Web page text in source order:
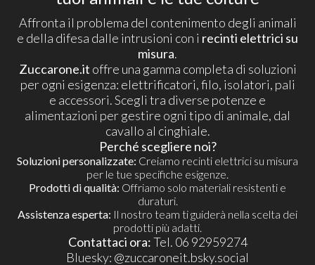
Affronta il problema del contenimento degli animali
e della difesa dalle intrusioni con i recinti elettrici su
misura.
Zuccarone.it offre una gamma completa di soluzioni
per ogni esigenza: elettrificatori, filo, isolatori, pali
e accessori. Scegli tra diverse potenze e
alimentazioni per gestire ogni tipo di animale, dal
cavallo al cinghiale.
Perché scegliere noi?
Soluzioni personalizzate: Creiamo recinti elettrici su misura
per le tue specifiche esigenze.
Prodotti di qualità: Offriamo solo materiali resistenti e
duraturi.
Assistenza esperta: Il nostro team ti guiderà nella scelta dei
prodotti più adatti.
Contattaci ora:Tel. 06 92959274
​Bluesky: @zuccaroneit.bsky.social